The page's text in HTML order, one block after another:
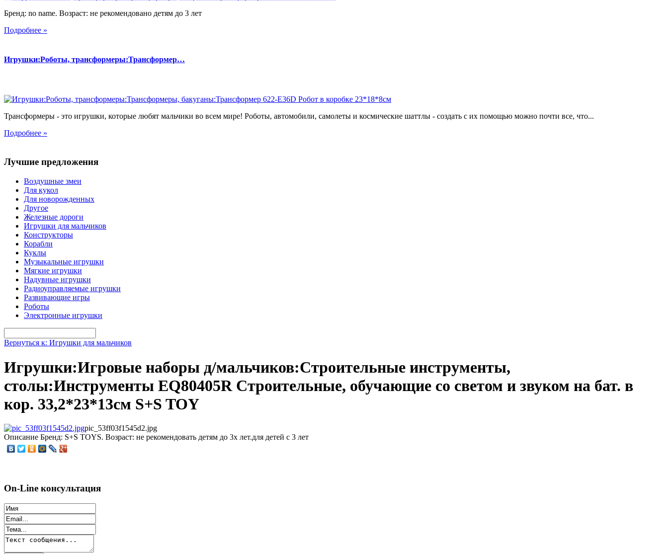
Бренд: no name. Возраст: не рекомендовано детям до 3 лет
Подробнее »
Игрушки:Роботы, трансформеры:Трансформер…
Трансформеры - это игрушки, которые любят мальчики во всем мире! Роботы, автомобили, самолеты и космические шаттлы - создать с их помощью можно почти все, что...
Подробнее »
Лучшие предложения
Воздушные змеи
Для кукол
Для новорожденных
Другое
Железные дороги
Игрушки для мальчиков
Конструкторы
Корабли
Куклы
Музыкальные игрушки
Мягкие игрушки
Надувные игрушки
Радиоуправляемые игрушки
Развивающие игры
Роботы
Электронные игрушки
Вернуться к: Игрушки для мальчиков
Игрушки:Игровые наборы д/мальчиков:Строительные инструменты,
столы:Инструменты EQ80405R Строительные, обучающие со светом и звуком на бат. в
кор. 33,2*23*13см S+S TOY
pic_53ff03f1545d2.jpg
Описание Бренд: S+S TOYS. Возраст: не рекомендовать детям до 3х лет.для детей с 3 лет
On-Line консультация